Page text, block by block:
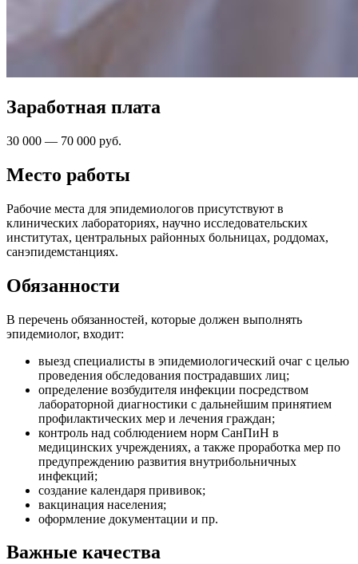
Заработная плата
30 000 — 70 000 руб.
Место работы
Рабочие места для эпидемиологов присутствуют в
клинических лабораториях, научно исследовательских
институтах, центральных районных больницах, роддомах,
санэпидемстанциях.
Обязанности
В перечень обязанностей, которые должен выполнять
эпидемиолог, входит:
выезд специалисты в эпидемиологический очаг с целью
проведения обследования пострадавших лиц;
определение возбудителя инфекции посредством
лабораторной диагностики с дальнейшим принятием
профилактических мер и лечения граждан;
контроль над соблюдением норм СанПиН в
медицинских учреждениях, а также проработка мер по
предупреждению развития внутрибольничных
инфекций;
создание календаря прививок;
вакцинация населения;
оформление документации и пр.
Важные качества